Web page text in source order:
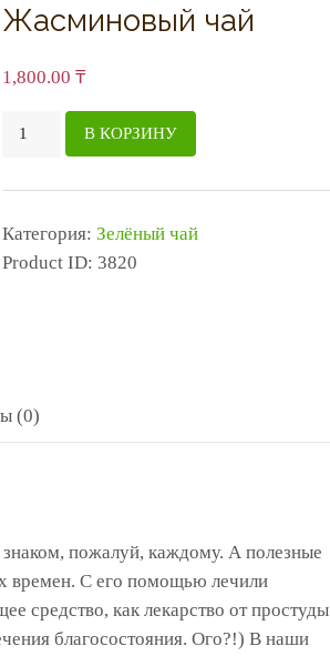
Жасминовый чай
1,800.00₸
КоличествоВ КОРЗИНУ
Категория:Зелёный чай
Product ID:3820
(0)
пожалуй, каждому. А полезные
времен. С его помощью лечили
средство, как лекарство от простуды
благосостояния. Ого?!) В наши